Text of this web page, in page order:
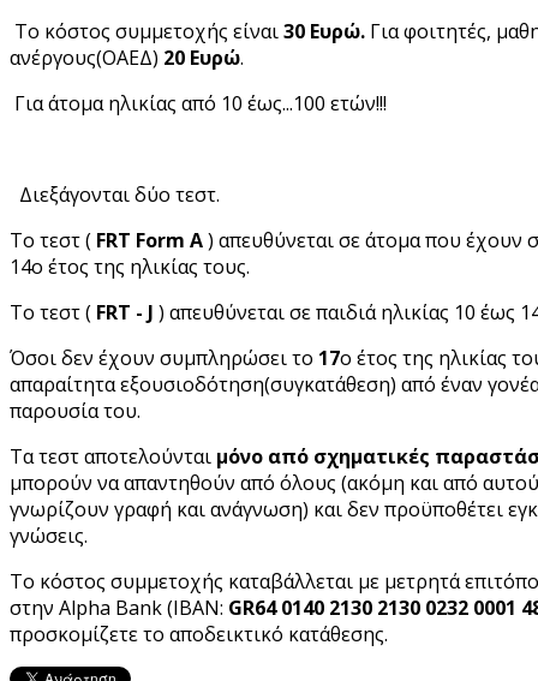
Το κόστος συμμετοχής είναι30 Ευρώ. Για φοιτητές,
ανέργους(ΟΑΕΔ) 20 Ευρώ.
Για άτομα ηλικίας από 10 έως...100 ετών!!!
Διεξάγονται δύο τεστ.
Το τεστ ( FRT Form A) απευθύνεται σε άτομα που έχουν
14ο έτος της ηλικίας τους.
Το τεστ ( FRT - J ) απευθύνεται σε παιδιά ηλικίας 10 έως
Όσοι δεν έχουν συμπληρώσει το 17ο έτος της ηλικίας
απαραίτητα εξουσιοδότηση(συγκατάθεση) από έναν
παρουσία του.
Τα τεστ αποτελούνται μόνο από σχηματικές
μπορούν να απαντηθούν από όλους (ακόμη και από
γνωρίζουν γραφή και ανάγνωση) και δεν προϋποθέτει
γνώσεις.
Το κόστος συμμετοχής καταβάλλεται με μετρητά
στην Alpha Bank (IBAN: GR64 0140 2130 2130 0232 0001
προσκομίζετε το αποδεικτικό κατάθεσης.